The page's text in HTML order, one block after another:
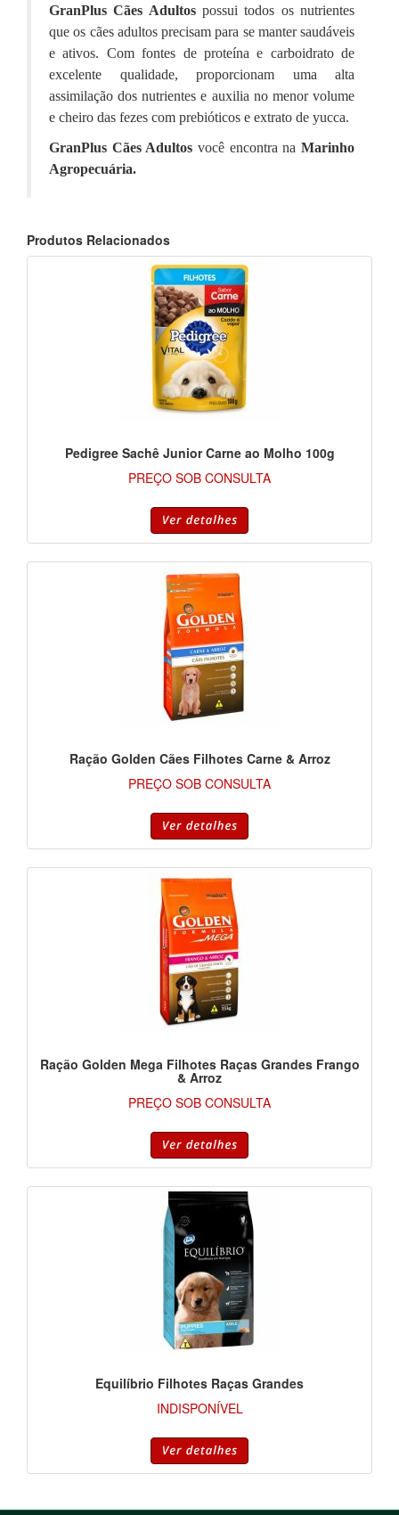
GranPlus Cães Adultospossui todos os nutrientes
que os cães adultos precisam para se manter saudáveis
e ativos. Com fontes de proteína e carboidrato de
excelente qualidade, proporcionam uma alta
assimilação dos nutrientes e auxilia no menor volume
e cheiro das fezes com prebióticos e extrato de yucca.
GranPlus Cães Adultos você encontra na Marinho
Agropecuária.
Produtos Relacionados
Pedigree Sachê Junior Carne ao Molho 100g
PREÇO SOB CONSULTA
Ração Golden Cães Filhotes Carne & Arroz
PREÇO SOB CONSULTA
Ração Golden Mega Filhotes Raças Grandes Frango
& Arroz
PREÇO SOB CONSULTA
Equilíbrio Filhotes Raças Grandes
INDISPONÍVEL